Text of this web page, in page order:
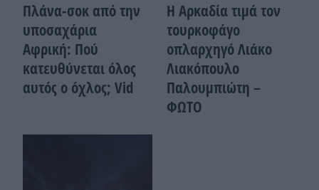
Πλάνα-σοκ από την
υποσαχάρια
Αφρική: Πού
κατευθύνεται όλος
αυτός ο όχλος; Vid
Η Αρκαδία τιμά τον
τουρκοφάγο
οπλαρχηγό Λιάκο
Λιακόπουλο
Παλουμπιώτη –
ΦΩΤΟ